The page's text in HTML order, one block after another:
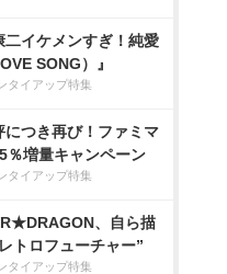
二イケメンすぎ！純愛
SONG）』
タイアップ特集
につき再び！ファミマ
％増量キャンペーン
タイアップ特集
、自ら描
トロフューチャー”
タイアップ特集